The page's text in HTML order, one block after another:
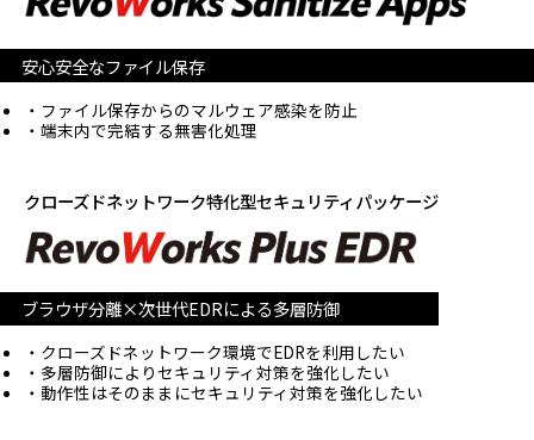
安心安全なファイル保存
ファイル保存からのマルウェア感染を防止
端末内で完結する無害化処理
クローズドネットワーク特化型セキュリティパッケージ
ブラウザ分離×次世代EDRによる多層防御
クローズドネットワーク環境でEDRを利用したい
多層防御によりセキュリティ対策を強化したい
動作性はそのままにセキュリティ対策を強化したい